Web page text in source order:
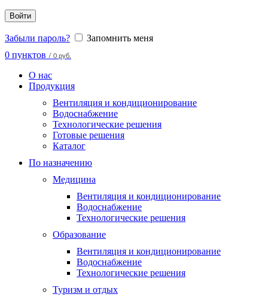
Войти
Забыли пароль?
Запомнить меня
0 пунктов / 0 руб.
О нас
Продукция
Вентиляция и кондиционирование
Водоснабжение
Технологические решения
Готовые решения
Каталог
По назначению
Медицина
Вентиляция и кондиционирование
Водоснабжение
Технологические решения
Образование
Вентиляция и кондиционирование
Водоснабжение
Технологические решения
Туризм и отдых